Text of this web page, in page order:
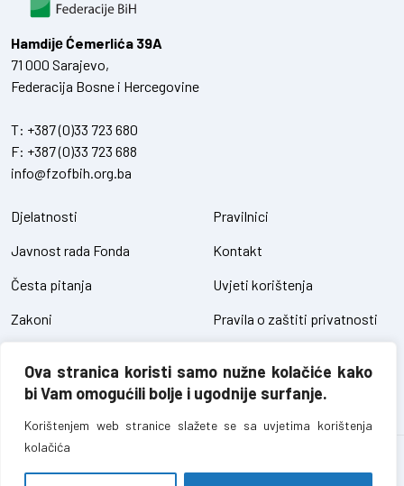
Ova stranica koristi samo nužne kolačiće kako
bi Vam omogućili bolje i ugodnije surfanje.
Korištenjem web stranice slažete se sa uvjetima korištenja
kolačića
Hamdiје Ćemerlića 39A
71 000 Sarajevo,
Federacija Bosne i Hercegovine
T: +387 (0)33 723 680
F: +387 (0)33 723 688
info@fzofbih.org.ba
Djelatnosti
Javnost rada Fonda
Česta pitanja
Zakoni
Pravilnici
Kontakt
Uvjeti korištenja
Pravila o zaštiti privatnosti
Pristup informacijama
developmentSIK